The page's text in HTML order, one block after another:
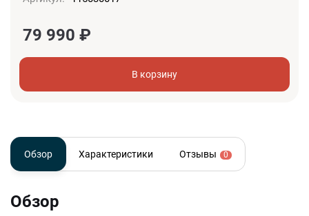
79 990 ₽
В корзину
Обзор Характеристики Отзывы 0
Обзор